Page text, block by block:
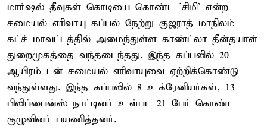
மார்ஷல் தீவுகள் கொடியை கொண்ட 'சிமி' என்ற
சமையல் எரிவாயு கப்பல் நேற்று குஜராத் மாநிலம்
கட்ச் மாவட்டத்தில் அமைந்துள்ள காண்ட்லா தீன்தயாள்
துறைமுகத்தை வந்தடைந்தது. இந்த கப்பலில் 20
ஆயிரம் டன் சமையல் எரிவாயுவை ஏற்றிக்கொண்டு
வந்துள்ளது. இந்த கப்பலில் 8 உக்ரேனியர்கள், 13
பிலிப்பைன்ஸ் நாட்டினர் உள்பட 21 பேர் கொண்ட
குழுவினர் பயணித்தனர்.